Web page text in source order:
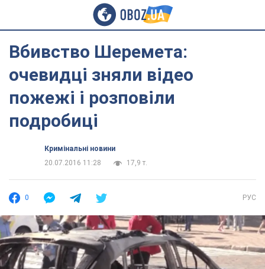
Вбивство Шеремета:
очевидці зняли відео
пожежі і розповіли
подробиці
Кримінальні новини
20.07.2016 11:28
17,9 т.
0 РУС